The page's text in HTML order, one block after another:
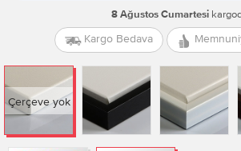
8 Ağustos Cumartesi
Kargo Bedava
Çerçeve yok